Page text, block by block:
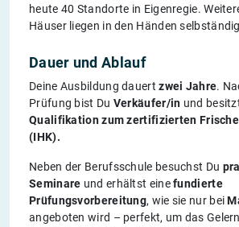
heute 40 Standorte in Eigenregie.
Häuser liegen in den Händen
Dauer und Ablauf
Deine Ausbildung dauertzwei Jahre.
Prüfung bist Du Verkäufer/in und
Qualifikation zum zertifizierten
(IHK).
Neben der Berufsschule besuchst Du
Seminare und erhältst einefundierte
Prüfungsvorbereitung, wie sie nur bei
angeboten wird – perfekt, um das